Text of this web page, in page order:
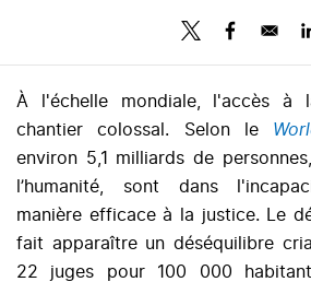
À l'échelle mondiale, l'accès à
chantier colossal. Selon le
environ 5,1 milliards de
l’humanité, sont dans
manière efficace à la justice. Le
fait apparaître un déséquilibre
22 juges pour 100 000